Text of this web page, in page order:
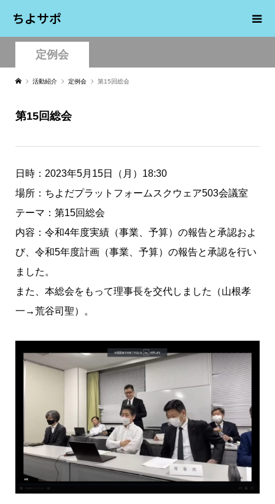
ちよサポ
定例会
活動紹介 定例会 第15回総会
第15回総会
日時：2023年5月15日（月）18:30
場所：ちよだプラットフォームスクウェア503会議室
テーマ：第15回総会
内容：令和4年度実績（事業、予算）の報告と承認およ
び、令和5年度計画（事業、予算）の報告と承認を行い
ました。
また、本総会をもって理事長を交代しました（山根孝
一→荒谷司聖）。